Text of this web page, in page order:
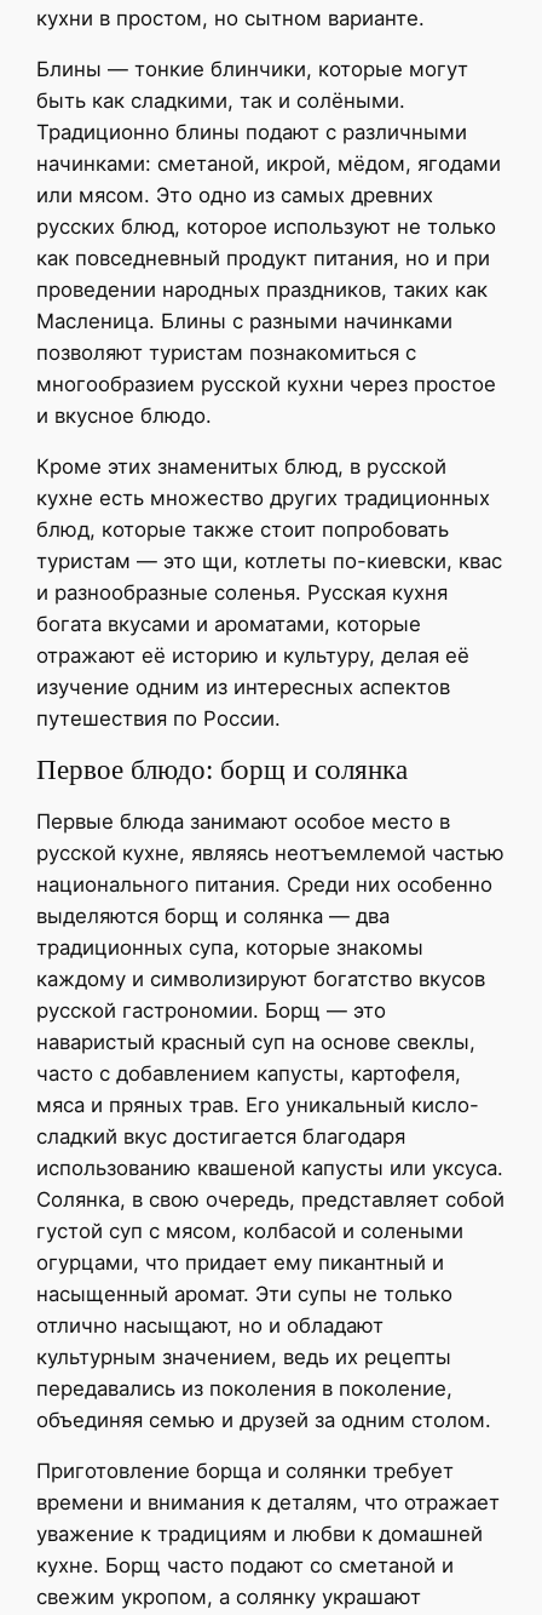
кухни в простом, но сытном варианте.
Блины — тонкие блинчики, которые могут
быть как сладкими, так и солёными.
Традиционно блины подают с различными
начинками: сметаной, икрой, мёдом, ягодами
или мясом. Это одно из самых древних
русских блюд, которое используют не только
как повседневный продукт питания, но и при
проведении народных праздников, таких как
Масленица. Блины с разными начинками
позволяют туристам познакомиться с
многообразием русской кухни через простое
и вкусное блюдо.
Кроме этих знаменитых блюд, в русской
кухне есть множество других традиционных
блюд, которые также стоит попробовать
туристам — это щи, котлеты по-киевски, квас
и разнообразные соленья. Русская кухня
богата вкусами и ароматами, которые
отражают её историю и культуру, делая её
изучение одним из интересных аспектов
путешествия по России.
Первое блюдо: борщ и солянка
Первые блюда занимают особое место в
русской кухне, являясь неотъемлемой частью
национального питания. Среди них особенно
выделяются борщ и солянка — два
традиционных супа, которые знакомы
каждому и символизируют богатство вкусов
русской гастрономии. Борщ — это
наваристый красный суп на основе свеклы,
часто с добавлением капусты, картофеля,
мяса и пряных трав. Его уникальный кисло-
сладкий вкус достигается благодаря
использованию квашеной капусты или уксуса.
Солянка, в свою очередь, представляет собой
густой суп с мясом, колбасой и солеными
огурцами, что придает ему пикантный и
насыщенный аромат. Эти супы не только
отлично насыщают, но и обладают
культурным значением, ведь их рецепты
передавались из поколения в поколение,
объединяя семью и друзей за одним столом.
Приготовление борща и солянки требует
времени и внимания к деталям, что отражает
уважение к традициям и любви к домашней
кухне. Борщ часто подают со сметаной и
свежим укропом, а солянку украшают